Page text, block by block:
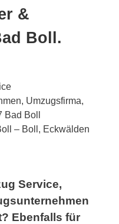
&
Boll.
Umzugsfirma,
Boll
– Boll, Eckwälden
Service,
Ebenfalls für